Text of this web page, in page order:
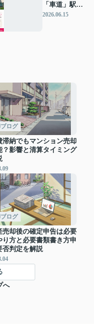
「車道」駅
周辺のエリア
2026.06.15
ログ
滞納でもマンション売却
？影響と清算タイミング
ログ
売却後の確定申告は必要
り方と必要書類書き方申
否判定を解説
へ